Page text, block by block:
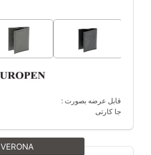
قابل عرضه بصورت :
جا کارتی
VERONA